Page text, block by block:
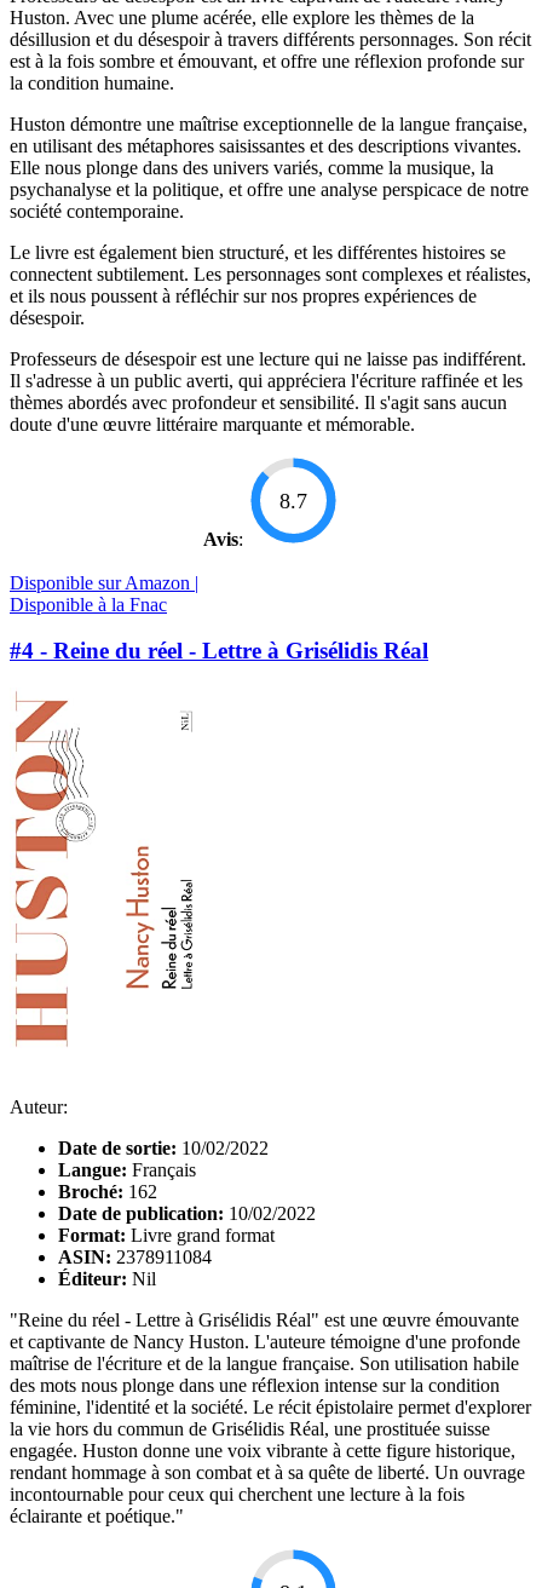
Huston. Avec une plume acérée, elle explore les thèmes de la
désillusion et du désespoir à travers différents personnages. Son récit
est à la fois sombre et émouvant, et offre une réflexion profonde sur
la condition humaine.
Huston démontre une maîtrise exceptionnelle de la langue française,
en utilisant des métaphores saisissantes et des descriptions vivantes.
Elle nous plonge dans des univers variés, comme la musique, la
psychanalyse et la politique, et offre une analyse perspicace de notre
société contemporaine.
Le livre est également bien structuré, et les différentes histoires se
connectent subtilement. Les personnages sont complexes et réalistes,
et ils nous poussent à réfléchir sur nos propres expériences de
désespoir.
Professeurs de désespoir est une lecture qui ne laisse pas indifférent.
Il s'adresse à un public averti, qui appréciera l'écriture raffinée et les
thèmes abordés avec profondeur et sensibilité. Il s'agit sans aucun
doute d'une œuvre littéraire marquante et mémorable.
Avis:
8.7
Disponible sur Amazon |
Disponible à la Fnac
#4 - Reine du réel - Lettre à Grisélidis Réal
Auteur:
Date de sortie: 10/02/2022
Langue: Français
Broché: 162
Date de publication: 10/02/2022
Format: Livre grand format
ASIN: 2378911084
Éditeur: Nil
"Reine du réel - Lettre à Grisélidis Réal" est une œuvre émouvante
et captivante de Nancy Huston. L'auteure témoigne d'une profonde
maîtrise de l'écriture et de la langue française. Son utilisation habile
des mots nous plonge dans une réflexion intense sur la condition
féminine, l'identité et la société. Le récit épistolaire permet d'explorer
la vie hors du commun de Grisélidis Réal, une prostituée suisse
engagée. Huston donne une voix vibrante à cette figure historique,
rendant hommage à son combat et à sa quête de liberté. Un ouvrage
incontournable pour ceux qui cherchent une lecture à la fois
éclairante et poétique."